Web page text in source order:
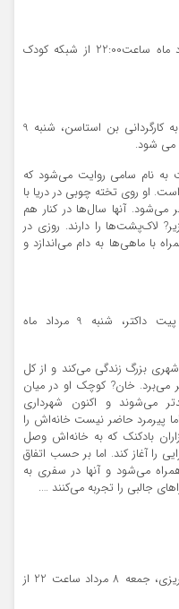
انیمیشن سینمایی «پل 2»، جمعه 8 مرداد ماه ساعت22:00 از شبکه کودک
انیمیشن سینمایی «دور دنیا در 50 سال» به کارگردانی بن استاسن، شنبه 9
به نام سامی روایت می‌شود که
او روی تخته چوبی در دریا با
آنها سال‌ها در کنار هم
لاک‌پشت‌ها را دارند. روزی در
با ماهی‌ها به دام می‌اندازد و
انیمیشن سینمایی «پرواز» به کارگردانی پیت داکتر، شنبه 9 مرداد ماه
بزرگ زندگی می‌کند و از کل
می‌برد. خان? کوچک او در میان
می‌شوند و اکنون شهرداری
پیرمرد حاضر نیست خانه‌اش را
بادکنک که به خانه‌اش وصل
را آغاز کند. اما بر حسب اتفاق
می‌شود و آنها در سفری به
جالبی را تجربه می‌کنند ….
فیلم سینمایی «شیدا» به کارگردانی کمال تبریزی، جمعه 8 مرداد ساعت 22 از